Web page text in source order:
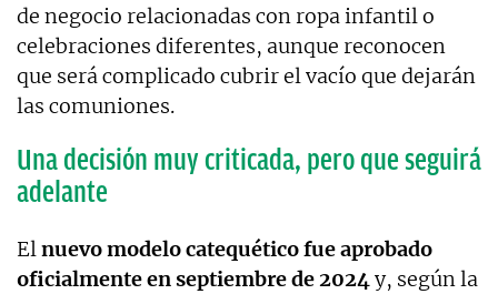
de negocio relacionadas con ropa infantil o
celebraciones diferentes, aunque reconocen
que será complicado cubrir el vacío que dejarán
las comuniones.
Una decisión muy criticada, pero que seguirá
adelante
Elnuevo modelo catequético fue aprobado
oficialmente en septiembre de 2024y, según la